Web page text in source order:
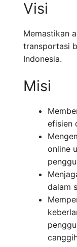
Visi
Memastikan
transportasi
Indonesia.
Misi
efisien
online
dalam